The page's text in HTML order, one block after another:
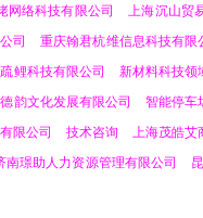
网络科技有限公司 上海沉山贸
司 重庆翰君杭维信息科技有限
鲤科技有限公司 新材料科技领
韵文化发展有限公司 智能停车
限公司 技术咨询 上海茂皓艾
南璟助人力资源管理有限公司